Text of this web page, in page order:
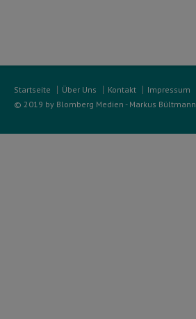
Startseite Über Uns Kontakt Impressum
© 2019 by Blomberg Medien - Markus Bültmann